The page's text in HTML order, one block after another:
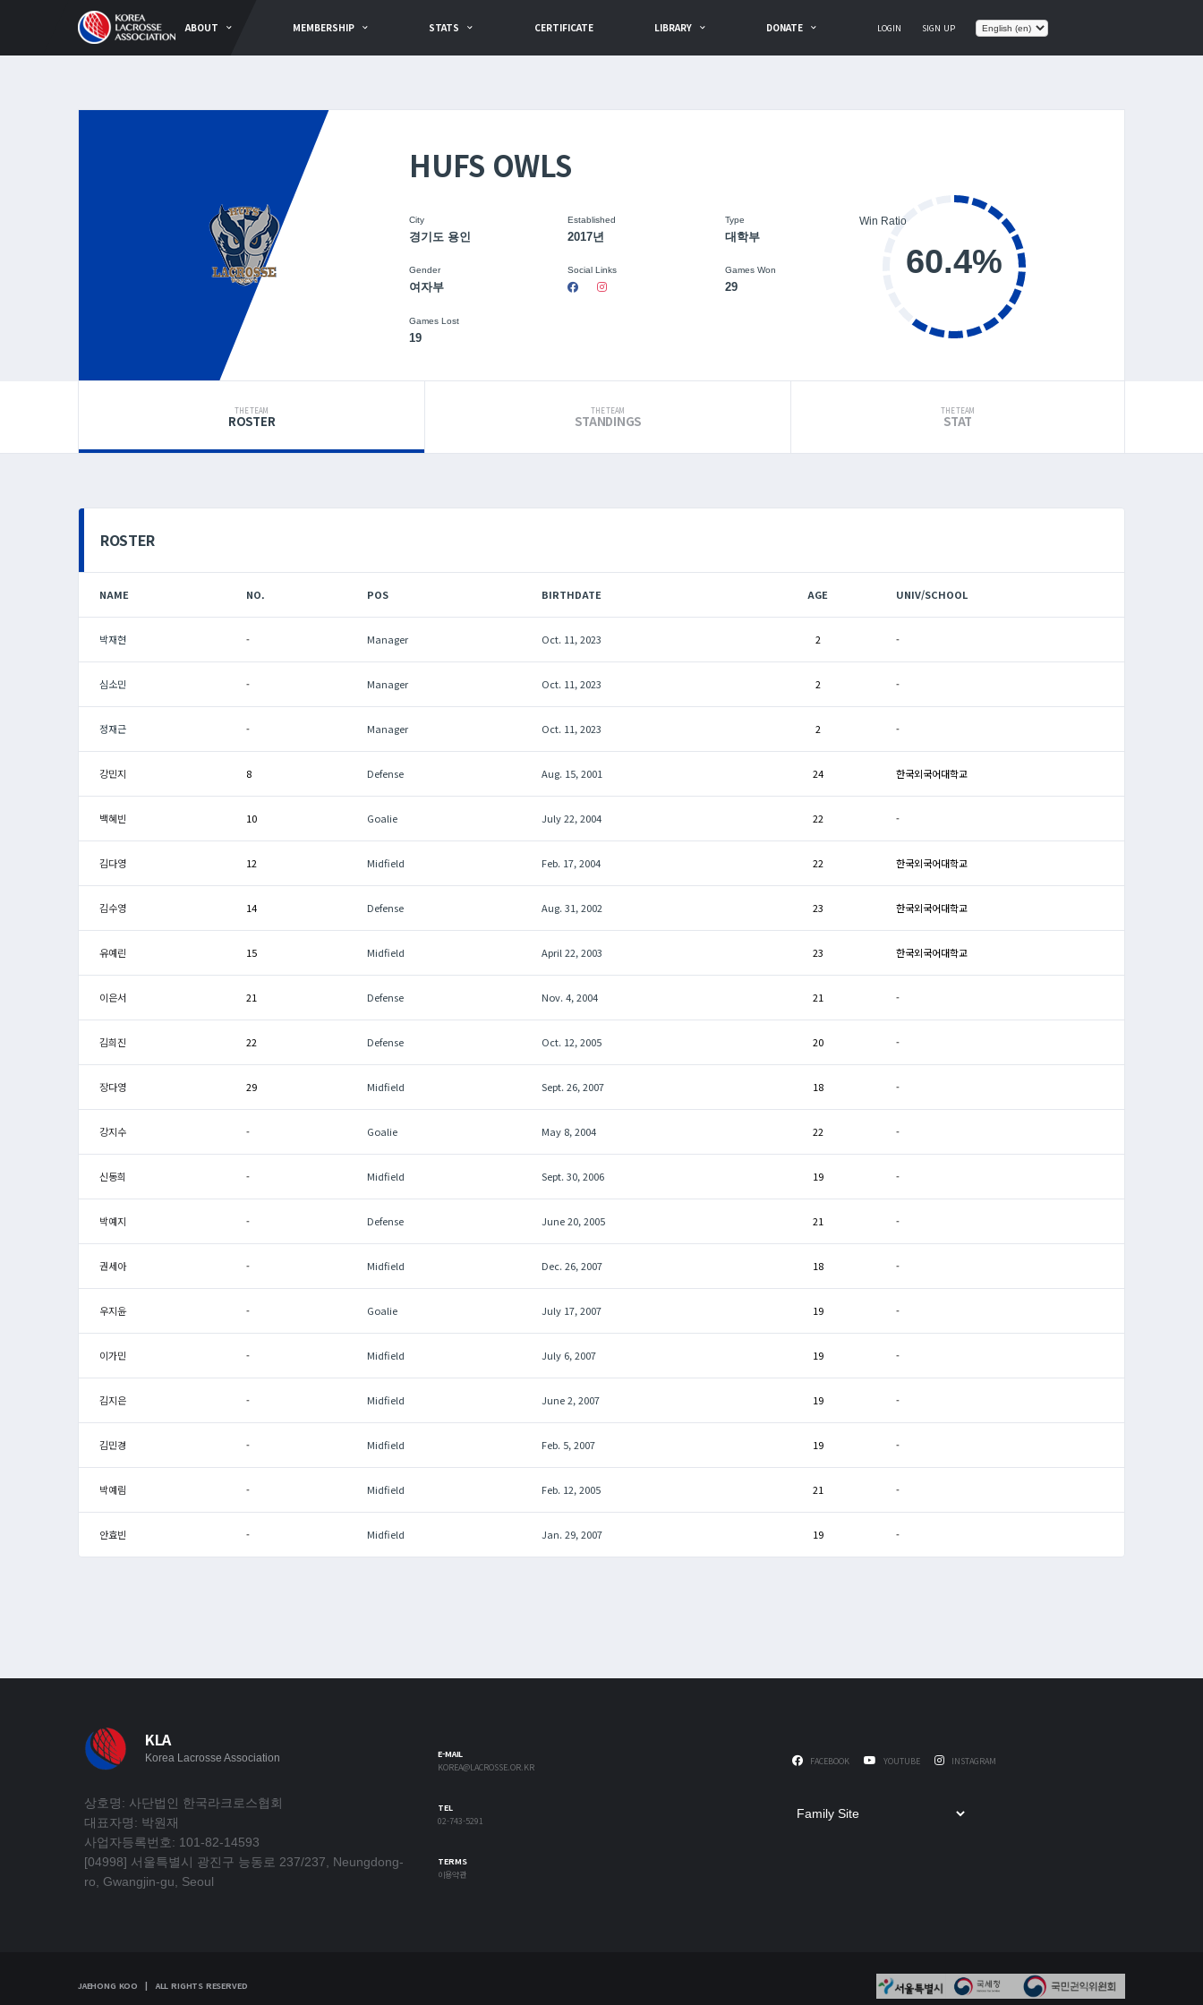
ABOUT MEMBERSHIP STATS CERTIFICATE LIBRARY DONATE LOGIN SIGN UP
HUFS OWLS
City
경기도 용인
Established
2017년
Type
대학부
Gender
여자부
Social Links Games Won
29
Games Lost
19
60.4%
THE TEAM
ROSTER
THE TEAM
STANDINGS
THE TEAM
STAT
ROSTER
NAME NO. POS BIRTHDATE AGE UNIV/SCHOOL
박재현 - Manager Oct. 11, 2023 2 -
심소민 - Manager Oct. 11, 2023 2 -
정재근 - Manager Oct. 11, 2023 2 -
강민지 8 Defense Aug. 15, 2001 24 한국외국어대학교
백혜빈 10 Goalie July 22, 2004 22 -
김다영 12 Midfield Feb. 17, 2004 22 한국외국어대학교
김수영 14 Defense Aug. 31, 2002 23 한국외국어대학교
유예린 15 Midfield April 22, 2003 23 한국외국어대학교
이은서 21 Defense Nov. 4, 2004 21 -
김희진 22 Defense Oct. 12, 2005 20 -
장다영 29 Midfield Sept. 26, 2007 18 -
강지수 - Goalie May 8, 2004 22 -
신동희 - Midfield Sept. 30, 2006 19 -
박예지 - Defense June 20, 2005 21 -
권세아 - Midfield Dec. 26, 2007 18 -
우지윤 - Goalie July 17, 2007 19 -
이가민 - Midfield July 6, 2007 19 -
김지은 - Midfield June 2, 2007 19 -
김민경 - Midfield Feb. 5, 2007 19 -
박예림 - Midfield Feb. 12, 2005 21 -
안효빈 - Midfield Jan. 29, 2007 19 -
KLA
Korea Lacrosse Association
상호명: 사단법인 한국라크로스협회
대표자명: 박원재
사업자등록번호: 101-82-14593
[04998] 서울특별시 광진구 능동로 237/237, Neungdong-
ro, Gwangjin-gu, Seoul
E-MAIL
KOREA@LACROSSE.OR.KR
TEL
02-743-5291
TERMS
이용약관
FACEBOOK YOUTUBE INSTAGRAM
JAEHONG KOO | ALL RIGHTS RESERVED